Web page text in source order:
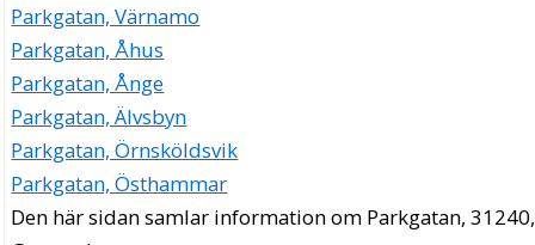
Parkgatan, Värnamo
Parkgatan, Åhus
Parkgatan, Ånge
Parkgatan, Älvsbyn
Parkgatan, Örnsköldsvik
Parkgatan, Östhammar
Den här sidan samlar information om Parkgatan, 31240,